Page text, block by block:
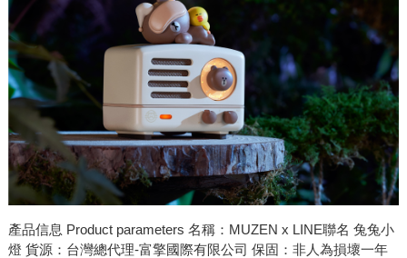
產品信息 Product parameters 名稱：MUZEN x LINE聯名 兔兔小
燈 貨源：台灣總代理-富擎國際有限公司 保固：非人為損壞一年